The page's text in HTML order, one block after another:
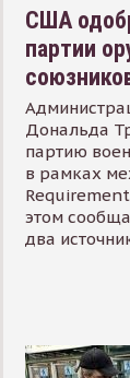
США
партии
Дональда
партию
в рамках
этом
два